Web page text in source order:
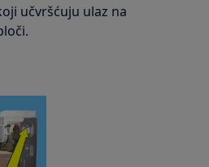
učvršćuju ulaz na